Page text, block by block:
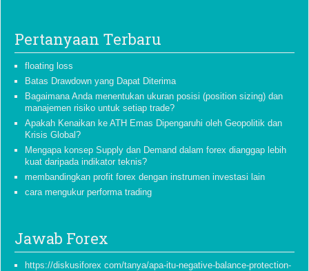
Pertanyaan Terbaru
floating loss
Batas Drawdown yang Dapat Diterima
Bagaimana Anda menentukan ukuran posisi (position sizing) dan
manajemen risiko untuk setiap trade?
Apakah Kenaikan ke ATH Emas Dipengaruhi oleh Geopolitik dan
Krisis Global?
Mengapa konsep Supply dan Demand dalam forex dianggap lebih
kuat daripada indikator teknis?
membandingkan profit forex dengan instrumen investasi lain
cara mengukur performa trading
Jawab Forex
https://diskusiforex com/tanya/apa-itu-negative-balance-protection-